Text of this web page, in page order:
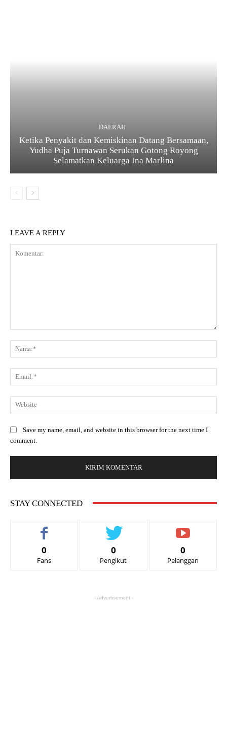
DAERAH
Ketika Penyakit dan Kemiskinan Datang Bersamaan,
Yudha Puja Turnawan Serukan Gotong Royong
Selamatkan Keluarga Ina Marlina
LEAVE A REPLY
Save my name, email, and website in this browser for the next time I
comment.
STAY CONNECTED
0
Fans
0
Pengikut
0
Pelanggan
- Advertisement -